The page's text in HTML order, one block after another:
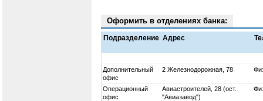
Оформить в отделениях банка:
Подразделение Адрес
Дополнительный
офис
2 Железнодорожная, 78
Операционный
офис
Авиастроителей, 28 (ост.
"Авиазавод")